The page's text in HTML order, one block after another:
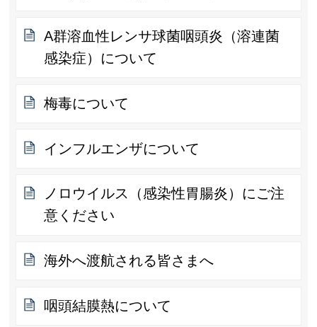
A群溶血性レンサ球菌咽頭炎（溶連菌
感染症）について
梅毒について
インフルエンザについて
ノロウイルス（感染性胃腸炎）にご注
意ください
海外へ渡航される皆さまへ
咽頭結膜熱について